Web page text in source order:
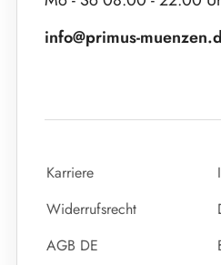
info@primus-
Karriere
Widerrufsrecht
AGB DE